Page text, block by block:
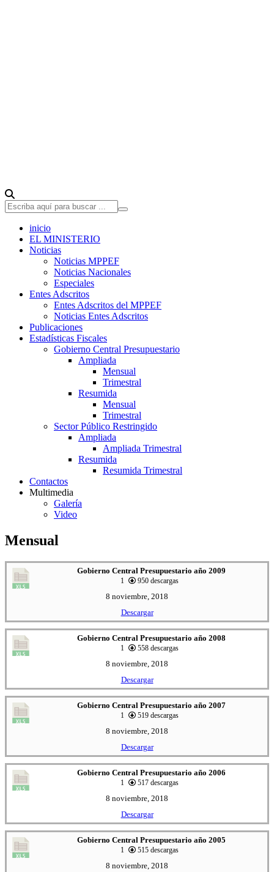
inicio
EL MINISTERIO
Noticias
Noticias MPPEF
Noticias Nacionales
Especiales
Entes Adscritos
Entes Adscritos del MPPEF
Noticias Entes Adscritos
Publicaciones
Estadísticas Fiscales
Gobierno Central Presupuestario
Ampliada
Mensual
Trimestral
Resumida
Mensual
Trimestral
Sector Público Restringido
Ampliada
Ampliada Trimestral
Resumida
Resumida Trimestral
Contactos
Multimedia
Galería
Video
Mensual
Gobierno Central Presupuestario año 2009
1 950 descargas
8 noviembre, 2018
Descargar
Gobierno Central Presupuestario año 2008
1 558 descargas
8 noviembre, 2018
Descargar
Gobierno Central Presupuestario año 2007
1 519 descargas
8 noviembre, 2018
Descargar
Gobierno Central Presupuestario año 2006
1 517 descargas
8 noviembre, 2018
Descargar
Gobierno Central Presupuestario año 2005
1 515 descargas
8 noviembre, 2018